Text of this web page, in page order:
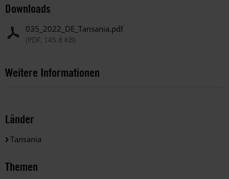
Downloads
035_2022_DE_Tansania.pdf
(PDF, 145.8 KB)
Weitere Informationen
Länder
Tansania
Themen